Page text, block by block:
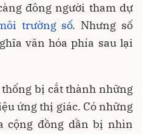
đông người tham dự
trường số. Nhưng số
văn hóa phía sau lại
bị cắt thành những
ứng thị giác. Có những
cộng đồng dần bị nhìn